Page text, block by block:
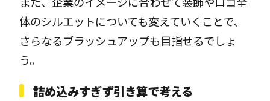
体のシルエットについても変えていくことで、
さらなるブラッシュアップも目指せるでしょ
う。
詰め込みすぎず引き算で考える